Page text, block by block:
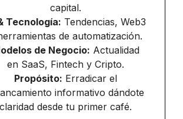
capital.
Tecnología: Tendencias, Web3
de automatización.
de Negocio: Actualidad
en SaaS, Fintech y Cripto.
Propósito: Erradicar el
informativo dándote
claridad desde tu primer café.